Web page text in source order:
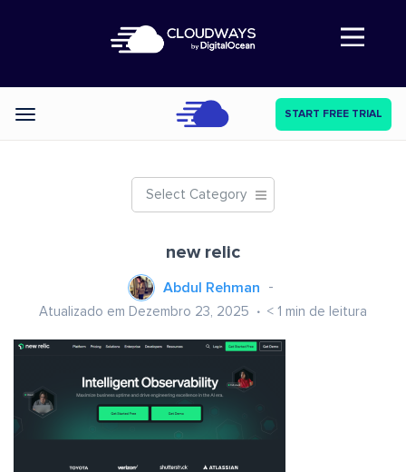
Abre a navegação
Categories START FREE TRIAL
Select Category
new relic
Abdul Rehman
Atualizado em Dezembro 23, 2025 < 1 min de leitura